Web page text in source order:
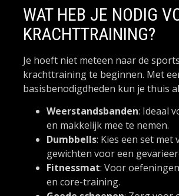
WAT HEB JE NODIG
KRACHTTRAINING?
Je hoeft niet meteen naar de
krachttraining te beginnen. Met
basisbenodigdheden kun je thuis
Weerstandsbanden: Ideaal
en makkelijk mee te nemen.
Dumbbells: Kies een set met
gewichten voor een
Fitnessmat: Voor
en core-training.